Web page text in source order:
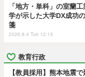
「地方・単科」の室蘭
学が示した大学DX成功
箋
2026.8.4 Tue 12:15
教育行政
【教員採用】熊本地震で